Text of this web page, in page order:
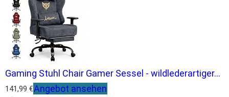
Gaming Stuhl Chair Gamer Sessel - wildlederartiger...
141,99 €Angebot ansehen